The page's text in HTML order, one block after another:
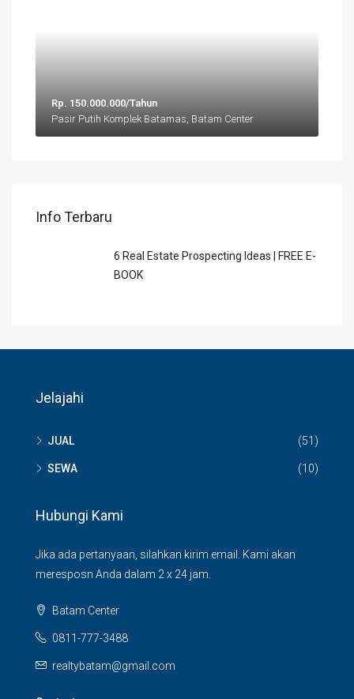
Rp. 150.000.000/Tahun
Pasir Putih Komplek Batamas, Batam Center
Info Terbaru
6 Rеаl Eѕtаtе Prоѕресtіng Idеаѕ | FREE E-
BOOK
Jelajahi
JUAL (51)
SEWA (10)
Hubungi Kami
Jika ada pertanyaan, silahkan kirim email. Kami akan
meresposn Anda dalam 2 x 24 jam.
Batam Center
0811-777-3488
realtybatam@gmail.com